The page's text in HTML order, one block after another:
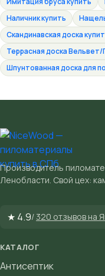
Наличник купить
Скандинавская доска
Террасная доска Вельвет/
Шпунтованная доска для
Производитель
Ленобласти. Свой цех:
★ 4.9/ 320 отзывов на
КАТАЛОГ
Антисептик